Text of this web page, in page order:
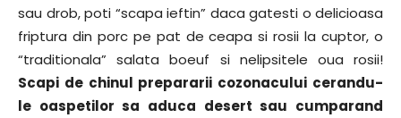
sau drob, poti “scapa ieftin” daca gatesti o delicioasa
friptura din porc pe pat de ceapa si rosii la cuptor, o
“traditionala” salata boeuf si nelipsitele oua rosii!
Scapi de chinul prepararii cozonacului cerandu-
le oaspetilor sa aduca desert sau cumparand